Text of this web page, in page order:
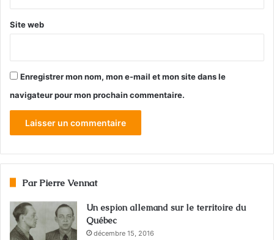
Site web
Enregistrer mon nom, mon e-mail et mon site dans le
navigateur pour mon prochain commentaire.
Par Pierre Vennat
Un espion allemand sur le territoire du
Québec
décembre 15, 2016